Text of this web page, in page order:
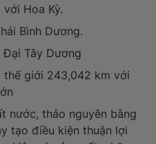
Hoa Kỳ.
Bình Dương.
Tây Dương
giới 243,042 km với
nước, thảo nguyên bằng
tạo điều kiện thuận lợi